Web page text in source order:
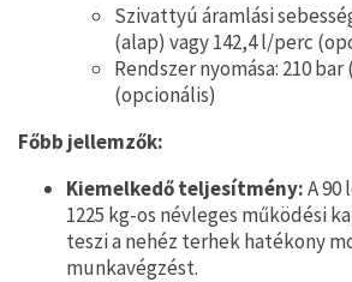
Szivattyú áramlási
(alap) vagy 142,4 l/perc
Rendszer nyomása: 210
(opcionális)
Főbb jellemzők:
Kiemelkedő teljesítmény:A 90
1225 kg-os névleges működési
teszi a nehéz terhek hatékony
munkavégzést.